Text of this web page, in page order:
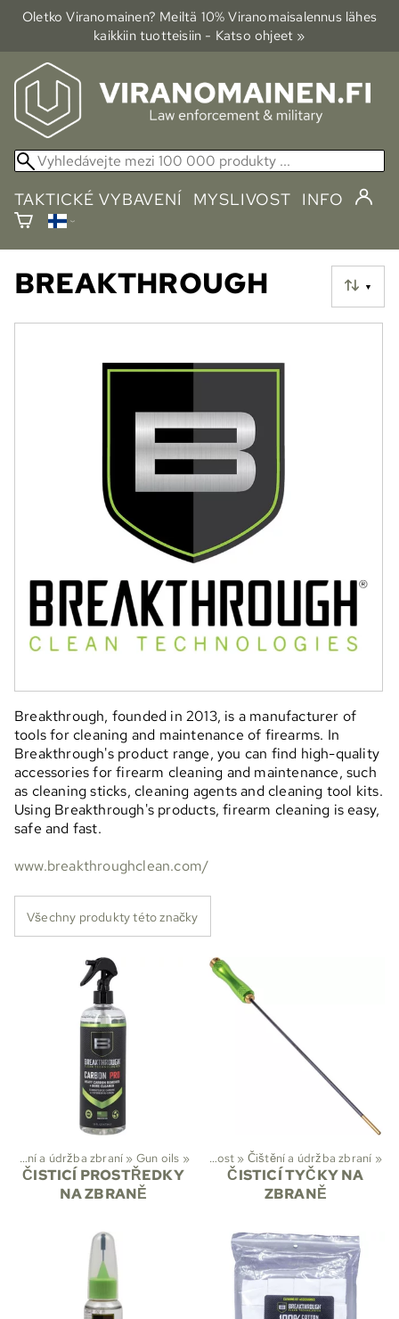
Oletko Viranomainen? Meiltä 10% Viranomais­alennus lähes
kaikkiin tuotteisiin - Katso ohjeet »
TAKTICKÉ VYBAVENÍ MYSLIVOST INFO
▼
BREAKTHROUGH
Breakthrough, founded in 2013, is a manufacturer of
tools for cleaning and maintenance of firearms. In
Breakthrough's product range, you can find high-quality
accessories for firearm cleaning and maintenance, such
as cleaning sticks, cleaning agents and cleaning tool kits.
Using Breakthrough's products, firearm cleaning is easy,
safe and fast.
www.breakthroughclean.com/
Všechny produkty této značky
Čištění a údržba zbraní ‪» Gun oils ‪»
ČISTICÍ PROSTŘEDKY
NA ZBRANĚ
Sporty ‪» Myslivost ‪» Čištění a údržba zbraní ‪»
ČISTICÍ TYČKY NA
ZBRANĚ